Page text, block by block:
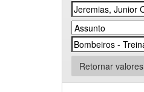
Retornar valores